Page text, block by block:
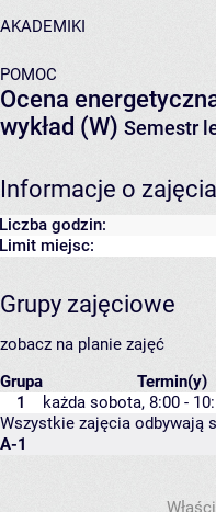
AKADEMIKI
POMOC
Ocena
wykład (W) Semestr
Informacje o
Liczba godzin:
Limit miejsc:
Grupy zajęciowe
zobacz na planie zajęć
Grupa
Termin(y)
1
każda sobota, 8:00 -
Wszystkie zajęcia odbywają
A-1